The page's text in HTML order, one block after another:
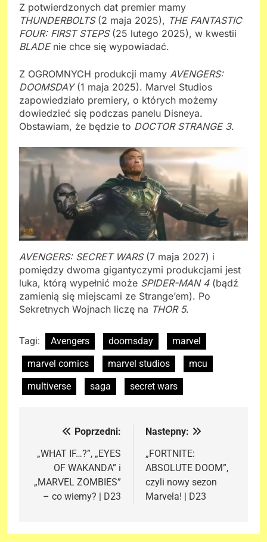
Z potwierdzonych dat premier mamy
THUNDERBOLTS(2 maja 2025), THE FANTASTIC
FOUR: FIRST STEPS(25 lutego 2025), w kwestii
BLADEnie chce się wypowiadać.
Z OGROMNYCH produkcji mamy AVENGERS:
DOOMSDAY(1 maja 2025). Marvel Studios
zapowiedziało premiery, o których możemy
dowiedzieć się podczas panelu Disneya.
Obstawiam, że będzie to DOCTOR STRANGE 3.
AVENGERS: SECRET WARS(7 maja 2027) i
pomiędzy dwoma gigantyczymi produkcjami jest
luka, którą wypełnić może SPIDER-MAN 4(bądź
zamienią się miejscami ze Strange’em). Po
Sekretnych Wojnach liczę na THOR 5.
Tagi: Avengers doomsday
marvel
marvel comics
marvel studios
mcu
multiverse
saga secret wars
Nawigacja
wpisu
Poprzedni:
„WHAT IF…?”, „EYES
OF WAKANDA” i
„MARVEL ZOMBIES”
– co wiemy? | D23
Nastepny:
„FORTNITE:
ABSOLUTE DOOM”,
czyli nowy sezon
Marvela! | D23